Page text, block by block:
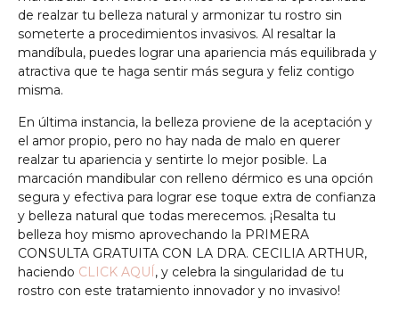
de realzar tu belleza natural y armonizar tu rostro sin
someterte a procedimientos invasivos. Al resaltar la
mandíbula, puedes lograr una apariencia más equilibrada y
atractiva que te haga sentir más segura y feliz contigo
misma.
En última instancia, la belleza proviene de la aceptación y
el amor propio, pero no hay nada de malo en querer
realzar tu apariencia y sentirte lo mejor posible. La
marcación mandibular con relleno dérmico es una opción
segura y efectiva para lograr ese toque extra de confianza
y belleza natural que todas merecemos. ¡Resalta tu
belleza hoy mismo aprovechando la PRIMERA
CONSULTA GRATUITA CON LA DRA. CECILIA ARTHUR,
haciendo CLICK AQUÍ, y celebra la singularidad de tu
rostro con este tratamiento innovador y no invasivo!